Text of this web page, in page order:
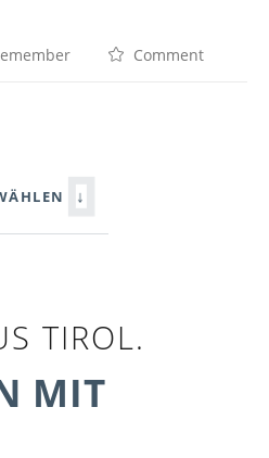
Comment
↓
TIROL.
MIT